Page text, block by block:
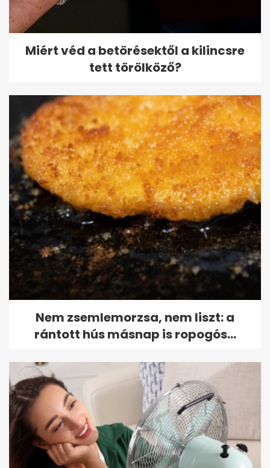
Miért véd a betörésektől a kilincsre
tett törölköző?
Nem zsemlemorzsa, nem liszt: a
rántott hús másnap is ropogós...